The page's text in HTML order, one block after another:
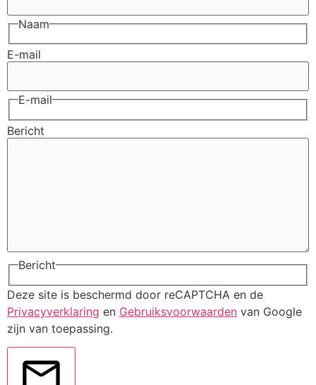
Naam
E-mail
E-mail
Bericht
Bericht
Deze site is beschermd door reCAPTCHA en de
Privacyverklaring en Gebruiksvoorwaarden van Google
zijn van toepassing.